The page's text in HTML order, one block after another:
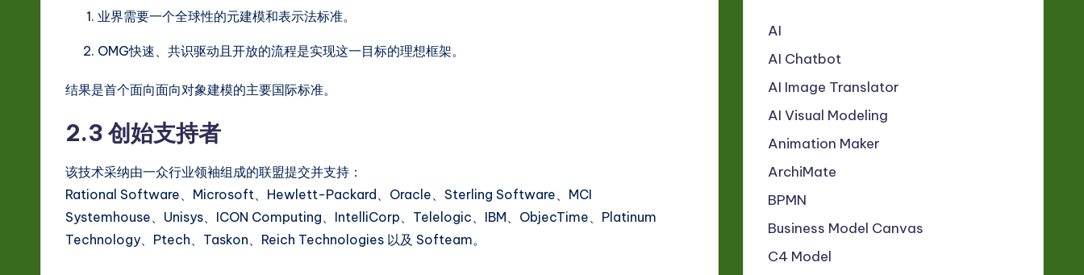
业界需要一个全球性的元建模和表示法标准。
OMG快速、共识驱动且开放的流程是实现这一目标的理想框架。
结果是首个面向面向对象建模的主要国际标准。
2.3 创始支持者
该技术采纳由一众行业领袖组成的联盟提交并支持：
Rational Software、Microsoft、Hewlett-Packard、Oracle、Sterling Software、MCI
Systemhouse、Unisys、ICON Computing、IntelliCorp、Telelogic、IBM、ObjecTime、Platinum
Technology、Ptech、Taskon、Reich Technologies 以及 Softeam。
AI
AI Chatbot
AI Image Translator
AI Visual Modeling
Animation Maker
ArchiMate
BPMN
Business Model Canvas
C4 Model